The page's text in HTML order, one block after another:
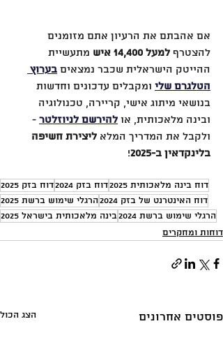
אם אהבתם את הרעיון אתם מזומנים
להצטרף למעל 14,400 איש
מתעשיית
ההייטק הישראלית שכבר נמצאים בערוץ
הטלגרם שלי ומקבלים עדכונים וחדשות
בנושאי מיתוג אישי, קריירה, טכנולוגיה
ובינה מלאכותית, או להירשם לניוזלטר -
ולקבל את המדריך המלא ליצירת חשיפה
בלינקדאין ב-2025
!
דוח בינה מלאכותית 2025 דוח בזק 2024
דוח בזק 2025
דוח האינטרנט של בזק 2024
הרגלי שימוש ברשת 2025
הרגלי שימוש ברשת 2024
בינה מלאכותית בישראל 2025
דוחות ומחקרים
פוסטים אחרונים הצג הכול